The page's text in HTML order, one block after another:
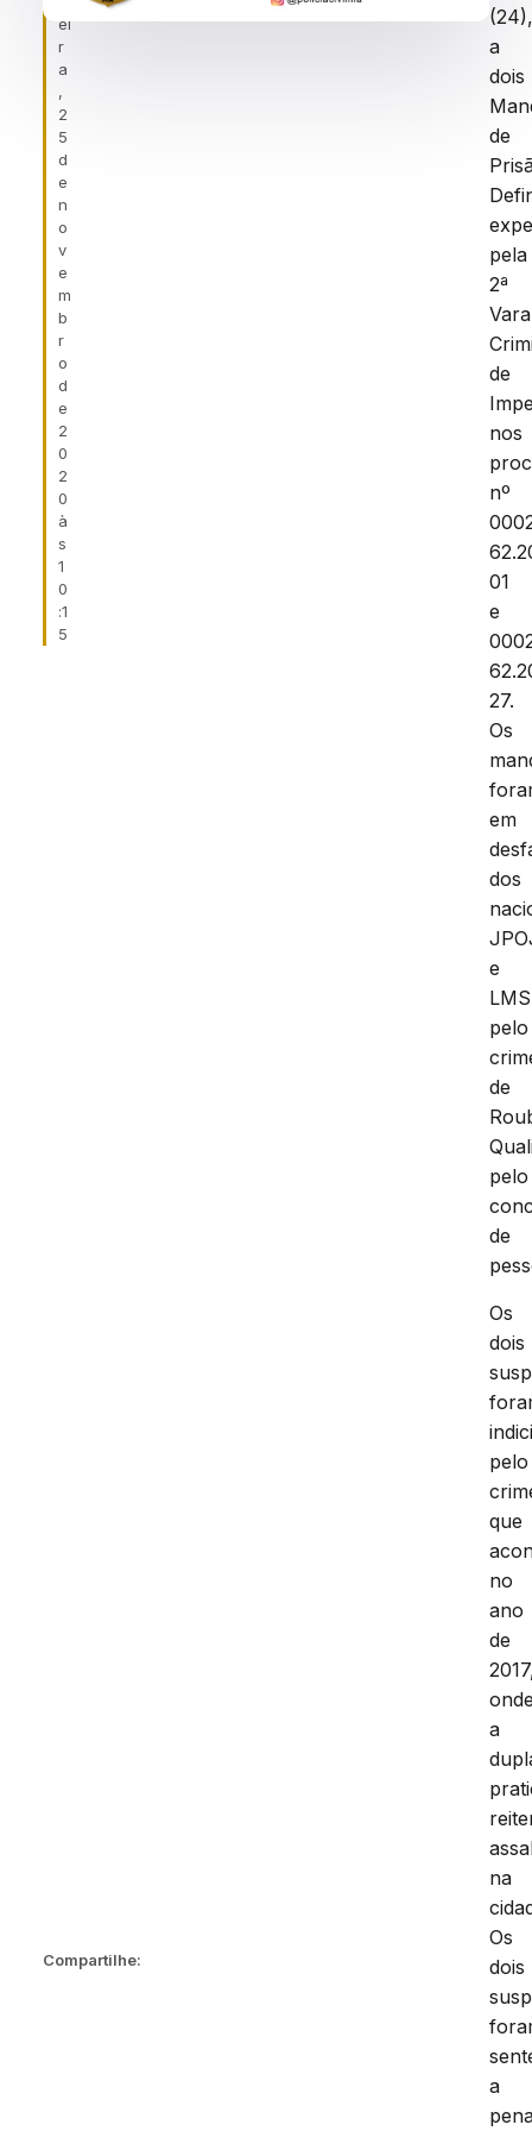
ei
r
a
,
2
5
d
e
n
o
v
e
m
b
r
o
d
e
2
0
2
0
à
s
1
0
:1
5
Compartilhe:
a
dois
de
pela
2ª
Vara
de
nos
nº
01
e
27.
Os
em
dos
e
pelo
de
pelo
de
Os
dois
pelo
que
no
ano
de
a
na
Os
dois
a